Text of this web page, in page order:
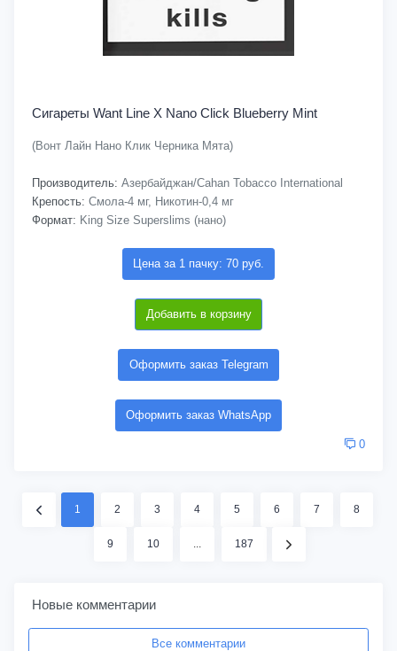
Сигареты Want Line X Nano Click Blueberry Mint
(Вонт Лайн Нано Клик Черника Мята)
Производитель: Азербайджан/Cahan Tobacco International
Крепость: Смола-4 мг, Никотин-0,4 мг
Формат: King Size Superslims (нано)
Цена за 1 пачку: 70 руб.
Добавить в корзину
Оформить заказ Telegram
Оформить заказ WhatsApp
0
1 2 3 4 5 6 7 8
9 10 ... 187
Новые комментарии
Все комментарии